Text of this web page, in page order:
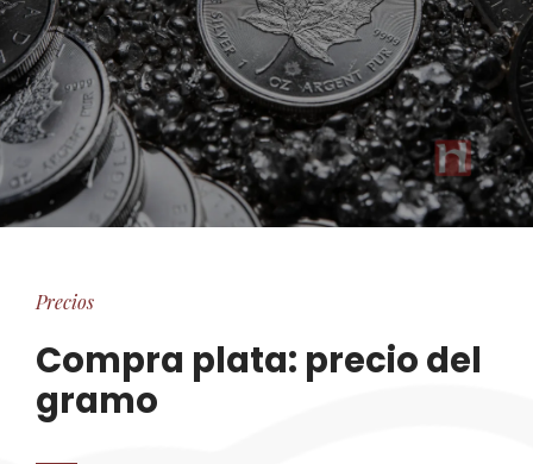
Precios
Compra plata: precio del
gramo